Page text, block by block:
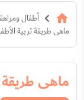
أطفال
ماهى طريقة تربية
ماهى